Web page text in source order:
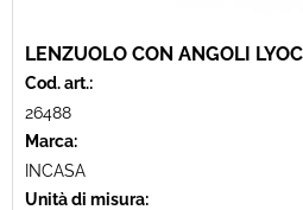
LENZUOLO CON ANGOLI
Cod. art.:
26488
Marca:
INCASA
Unità di misura: